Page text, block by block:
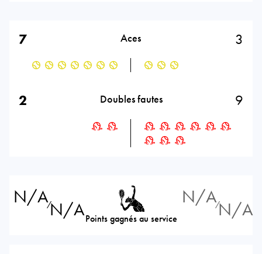
7 Aces 3
2 Doubles fautes 9
N/A⁄N/APoints gagnés au service
N/A⁄N/A